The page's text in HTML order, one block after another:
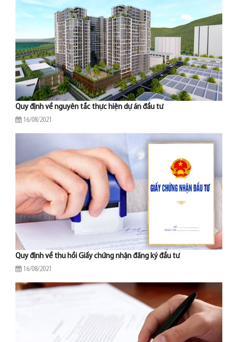
Quy định về nguyên tắc thực hiện dự án đầu tư
16/08/2021
Quy định về thu hồi Giấy chứng nhận đăng ký đầu tư
16/08/2021